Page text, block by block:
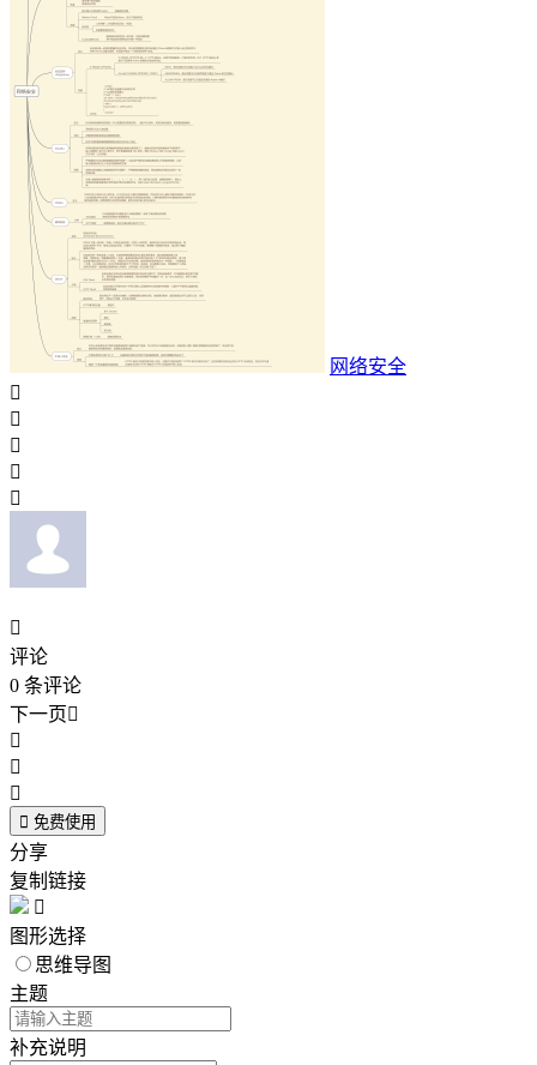
网络安全






评论
0 条评论
下一页



 免费使用
分享
复制链接

图形选择
思维导图
主题
补充说明